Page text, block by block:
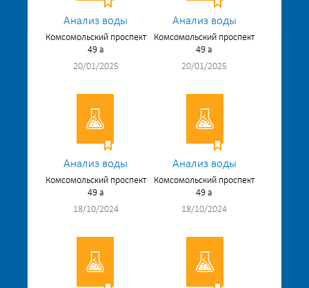
Анализ воды
Комсомольский проспект
49 а
20/01/2025
Анализ воды
Комсомольский проспект
49 а
20/01/2025
Анализ воды
Комсомольский проспект
49 а
18/10/2024
Анализ воды
Комсомольский проспект
49 а
18/10/2024